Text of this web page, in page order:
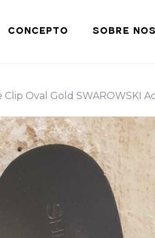
CONCEPTO SOBRE
Clip Oval Gold SWAROWSKI